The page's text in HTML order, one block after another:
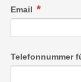
Email
Telefonnummer